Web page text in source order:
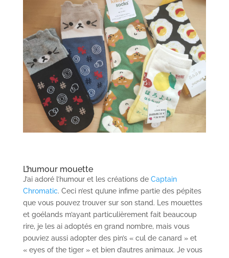
L’humour mouette
J’ai adoré l’humour et les créations de Captain
Chromatic. Ceci n’est qu’une infime partie des pépites
que vous pouvez trouver sur son stand. Les mouettes
et goélands m’ayant particulièrement fait beaucoup
rire, je les ai adoptés en grand nombre, mais vous
pouviez aussi adopter des pin’s « cul de canard » et
« eyes of the tiger » et bien d’autres animaux. Je vous